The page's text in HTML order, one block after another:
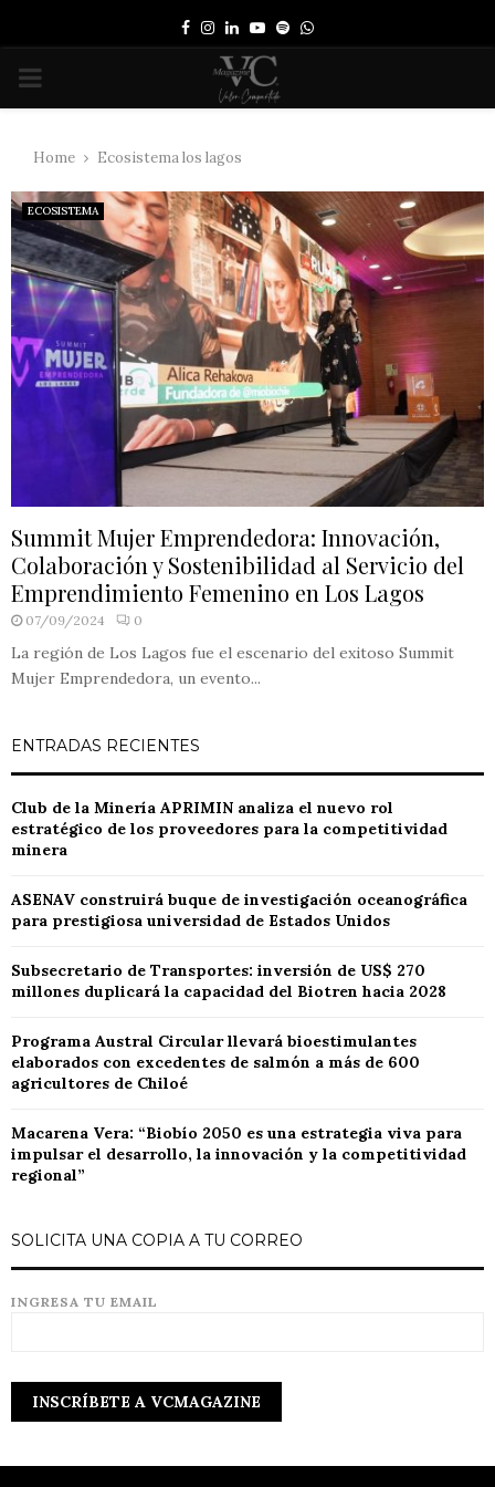
Facebook
Instagram
LinkedinYoutube
SpotifyWhatsapp
PRIMARY
Home Ecosistema los lagos
ECOSISTEMA
Summit Mujer Emprendedora: Innovación,
Colaboración y Sostenibilidad al Servicio del
Emprendimiento Femenino en Los Lagos
07/09/2024 0
La región de Los Lagos fue el escenario del exitoso Summit
Mujer Emprendedora, un evento...
ENTRADAS RECIENTES
Club de la Minería APRIMIN analiza el nuevo rol
estratégico de los proveedores para la competitividad
minera
ASENAV construirá buque de investigación oceanográfica
para prestigiosa universidad de Estados Unidos
Subsecretario de Transportes: inversión de US$ 270
millones duplicará la capacidad del Biotren hacia 2028
Programa Austral Circular llevará bioestimulantes
elaborados con excedentes de salmón a más de 600
agricultores de Chiloé
Macarena Vera: “Biobío 2050 es una estrategia viva para
impulsar el desarrollo, la innovación y la competitividad
regional”
SOLICITA UNA COPIA A TU CORREO
INGRESA TU EMAIL